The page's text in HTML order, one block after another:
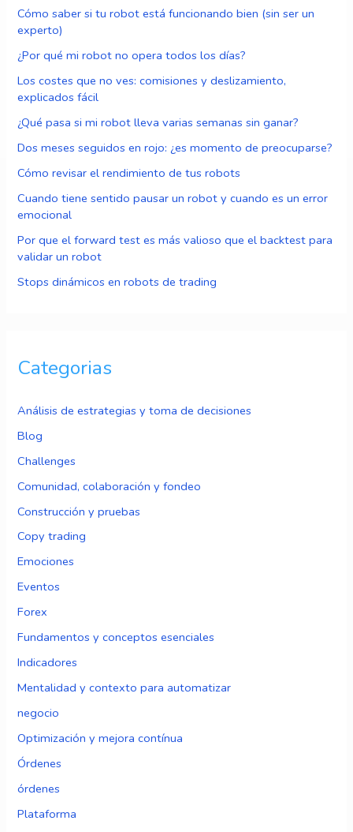
Cómo saber si tu robot está funcionando bien (sin ser un
experto)
¿Por qué mi robot no opera todos los días?
Los costes que no ves: comisiones y deslizamiento,
explicados fácil
¿Qué pasa si mi robot lleva varias semanas sin ganar?
Dos meses seguidos en rojo: ¿es momento de preocuparse?
Cómo revisar el rendimiento de tus robots
Cuando tiene sentido pausar un robot y cuando es un error
emocional
Por que el forward test es más valioso que el backtest para
validar un robot
Stops dinámicos en robots de trading
Categorias
Análisis de estrategias y toma de decisiones
Blog
Challenges
Comunidad, colaboración y fondeo
Construcción y pruebas
Copy trading
Emociones
Eventos
Forex
Fundamentos y conceptos esenciales
Indicadores
Mentalidad y contexto para automatizar
negocio
Optimización y mejora contínua
Órdenes
órdenes
Plataforma